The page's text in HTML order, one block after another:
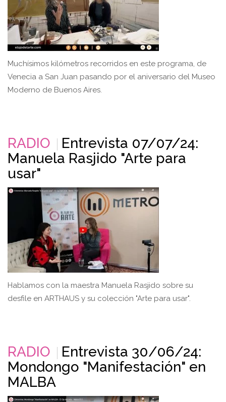
Muchísimos kilómetros recorridos en este programa, de
Venecia a San Juan pasando por el aniversario del Museo
Moderno de Buenos Aires.
RADIO
Entrevista 07/07/24:
Manuela Rasjido "Arte para
usar"
Hablamos con la maestra Manuela Rasjido sobre su
desfile en ARTHAUS y su colección "Arte para usar".
RADIO
Entrevista 30/06/24:
Mondongo "Manifestación" en
MALBA